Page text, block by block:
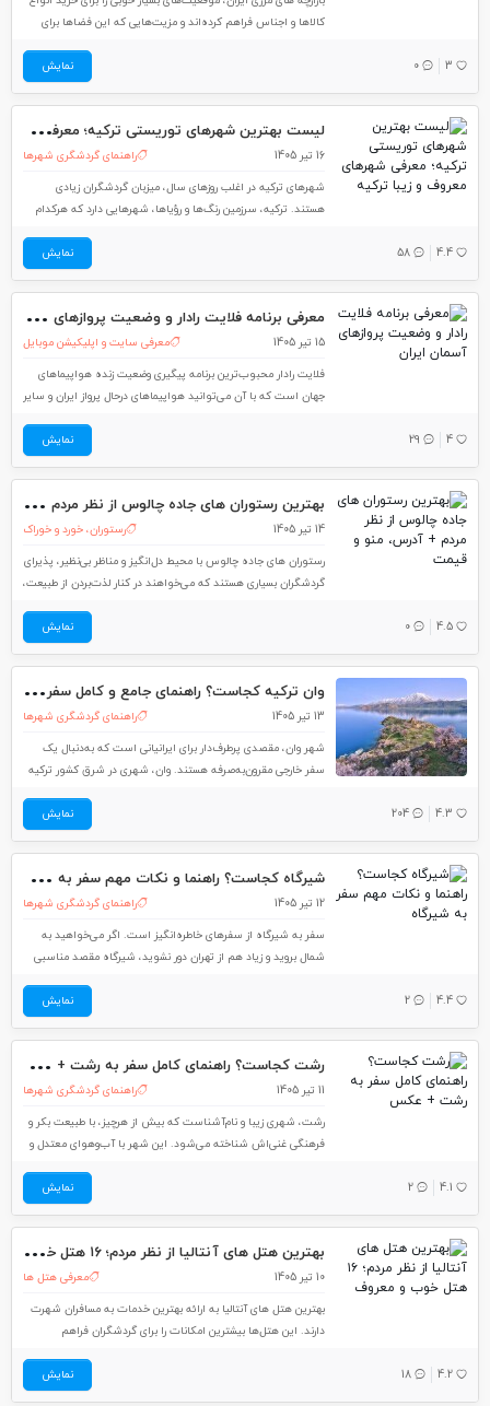
کالاها و اجناس فراهم کرده‌اند و مزیت‌هایی که این فضاها برای
وسیله‌هایی با کیفیت و مقرون‌به‌صرفه، سراغ این بازارچه های مرزی
3
0 نمایش
لیس
ت بهترین شهرهای توریستی ترکیه؛ معرفی شهرهای معروف و زیبا ترکیه
16 تیر 1405
راهنمای گردشگری شهرها
شهرهای ترکیه در اغلب روزهای سال، میزبان گردشگران زیادی
هستند. ترکیه، سرزمین رنگ‌ها و رؤیاها، شهرهایی دارد که هرکدام
شهرهای دیدنی ترکیه، گردشگران می‌توانند طعم واقعی تنوع و
4.4
58 نمایش
معر
فی برنامه فلایت رادار و وضعیت پروازهای آسمان ایران
15 تیر 1405
معرفی سایت و اپلیکیشن موبایل
فلایت رادار محبوب‌ترین برنامه پیگیری وضعیت زنده هواپیماهای
جهان است که با آن می‌توانید هواپیماهای درحال پرواز ایران و سایر
که دائماً درحال سفر هوایی هستند و می‌خواهید با پیگیری وضعیت
4
29 نمایش
بهت
رین رستوران های جاده چالوس از نظر مردم + آدرس، منو و قیمت
14 تیر 1405
رستوران، خورد و خوراک
رستوران های جاده چالوس با محیط دل‌انگیز و مناظر بی‌نظیر، پذیرای
گردشگران بسیاری هستند که می‌‌خواهند در کنار لذت‌بردن از طبیعت،
از لست‌سکند، بهترین رستوران‌ های جاده چالوس را به شما معرفی
4.5
0 نمایش
وان
ترکیه کجاست؟ راهنمای جامع و کامل سفر به شهر وان
13 تیر 1405
راهنمای گردشگری شهرها
شهر وان، مقصدی پرطرف‌دار برای ایرانیانی است که به‌دنبال یک
سفر خارجی مقرون‌به‌صرفه هستند. وان، شهری در شرق کشور ترکیه
محبوب بودن شهر وان در بین مسافران ایرانی، در این مطلب از
4.3
204 نمایش
شیر
گاه کجاست؟ راهنما و نکات مهم سفر به شیرگاه
12 تیر 1405
راهنمای گردشگری شهرها
سفر به شیرگاه از سفرهای خاطره‌انگیز است. اگر می‌خواهید به
شمال بروید و زیاد هم از تهران دور نشوید، شیرگاه مقصد مناسبی
استقبال می‌کند. در این مطلب از لست‌سکند راهنمای سفر به
4.4
2 نمایش
رشت
کجاست؟ راهنمای کامل سفر به رشت + عکس
11 تیر 1405
راهنمای گردشگری شهرها
رشت، شهری زیبا و نام‌آشناست که بیش از هرچیز، با طبیعت بکر و
فرهنگی غنی‌اش شناخته می‌شود. این شهر با آب‌وهوای معتدل و
و خارجی است. در این مطلب از مجله گردشگری لست‌سکند راهنمای
4.1
2 نمایش
بهت
رین هتل های آنتالیا از نظر مردم؛ ۱۶ هتل خوب و معروف
10 تیر 1405
معرفی هتل ها
بهترین هتل های آنتالیا به ارائه بهترین خدمات به مسافران شهرت
دارند. این هتل‌ها بیشترین امکانات را برای گردشگران فراهم
تأمین کنند و هم اوقات‌فراغتشان را در هتل بگذرانند. در این مطلب
4.2
18 نمایش